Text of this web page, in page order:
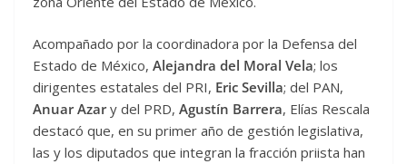
Acompañado por la coordinadora por la Defensa del
Estado de México, Alejandra del Moral Vela; los
dirigentes estatales del PRI, Eric Sevilla; del PAN,
Anuar Azary del PRD, Agustín Barrera, Elías Rescala
destacó que, en su primer año de gestión legislativa,
las y los diputados que integran la fracción priista han